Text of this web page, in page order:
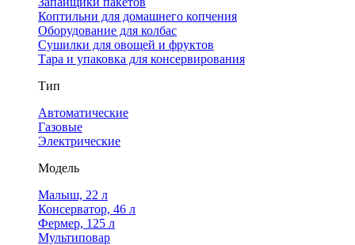
Коптильни для домашнего копчения
Оборудование для колбас
Сушилки для овощей и фруктов
Тара и упаковка для консервирования
Тип
Автоматические
Газовые
Электрические
Модель
Малыш, 22 л
Консерватор, 46 л
Фермер, 125 л
Мультиповар